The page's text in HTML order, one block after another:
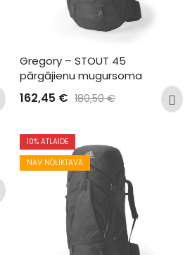
Gregory – STOUT 45
pārgājienu mugursoma
162,45 € 180,50€
10% ATLAIDE
NAV NOLIKTAVĀ